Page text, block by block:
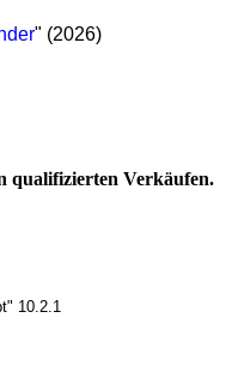
" (2026)
qualifizierten Verkäufen.
10.2.1